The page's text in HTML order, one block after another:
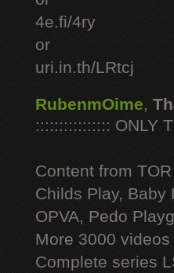
4e.fi/4ry
or
uri.in.th/LRtcj
RubenmOime,
:::::::::::::::: ONLY
Content from
Childs Play, Baby
OPVA, Pedo
More 3000
Complete series